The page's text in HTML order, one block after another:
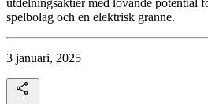
utdelningsaktier med lovande potential
spelbolag och en elektrisk granne.
3 januari, 2025